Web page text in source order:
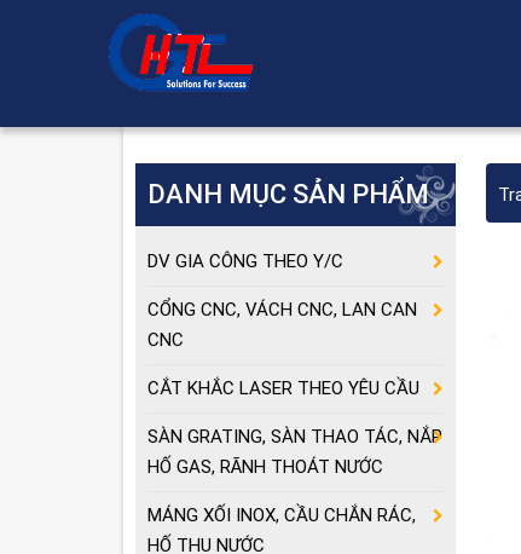
DANH MỤC SẢN PHẨM
DV GIA CÔNG THEO Y/C
CỔNG CNC, VÁCH CNC, LAN CAN
CNC
CẮT KHẮC LASER THEO YÊU CẦU
SÀN GRATING, SÀN THAO TÁC, NẮP
HỐ GAS, RÃNH THOÁT NƯỚC
MÁNG XỐI INOX, CẦU CHẮN RÁC,
HỐ THU NƯỚC